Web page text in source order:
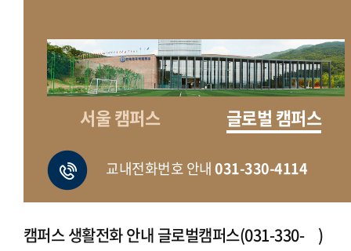
서울 캠퍼스 글로벌 캠퍼스
교내전화번호 안내031-330-4114
캠퍼스 생활전화 안내 글로벌캠퍼스(031-330- )